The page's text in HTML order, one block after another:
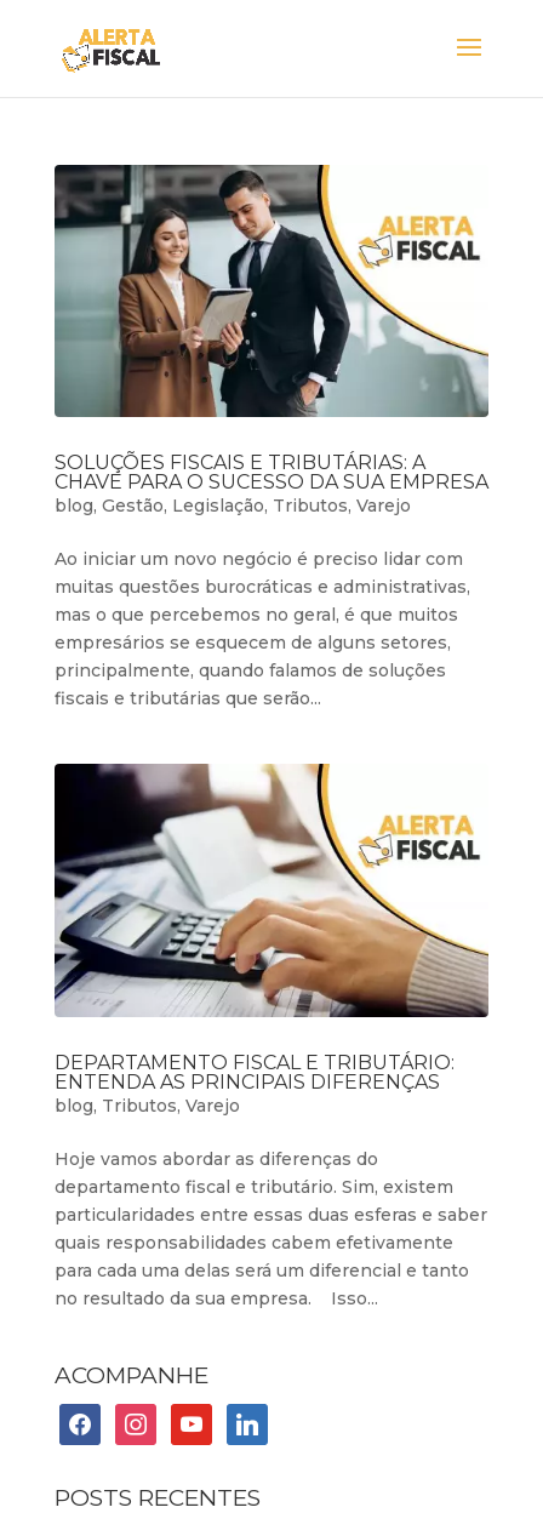
SOLUÇÕES FISCAIS E TRIBUTÁRIAS: A
CHAVE PARA O SUCESSO DA SUA EMPRESA
blog, Gestão, Legislação, Tributos, Varejo
Ao iniciar um novo negócio é preciso lidar com
muitas questões burocráticas e administrativas,
mas o que percebemos no geral, é que muitos
empresários se esquecem de alguns setores,
principalmente, quando falamos de soluções
fiscais e tributárias que serão...
DEPARTAMENTO FISCAL E TRIBUTÁRIO:
ENTENDA AS PRINCIPAIS DIFERENÇAS
blog, Tributos, Varejo
Hoje vamos abordar as diferenças do
departamento fiscal e tributário. Sim, existem
particularidades entre essas duas esferas e saber
quais responsabilidades cabem efetivamente
para cada uma delas será um diferencial e tanto
no resultado da sua empresa. Isso...
ACOMPANHE
facebookinstagramyoutubelinkedin
POSTS RECENTES